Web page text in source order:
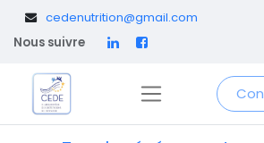
cedenutrition@gmail.com
Nous suivre